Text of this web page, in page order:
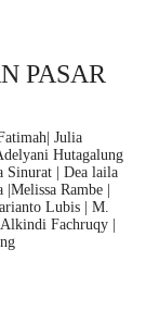
PASAR
Julia
Hutagalung
Sinurat | Dea laila
Rambe |
Lubis | M.
Fachruqy |